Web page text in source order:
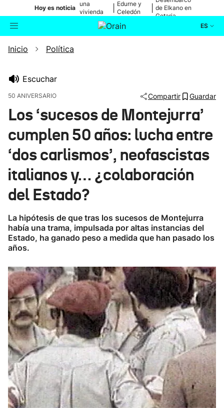
Hoy es noticia
una
vivienda
de Bilbao
Edurne y
Celedón
de Elkano en
Getaria
ES
Buscador
Ikusmiran
Eguraldia
Inicio Política
Escuchar
50 ANIVERSARIO Compartir Guardar
Los ‘sucesos de Montejurra’
cumplen 50 años: lucha entre
‘dos carlismos’, neofascistas
italianos y… ¿colaboración
del Estado?
La hipótesis de que tras los sucesos de Montejurra
había una trama, impulsada por altas instancias del
Estado, ha ganado peso a medida que han pasado los
años.